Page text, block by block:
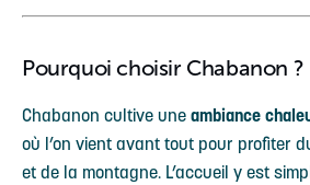
Pourquoi choisir Chabanon ?
Chabanon cultive une ambiance
où l’on vient avant tout pour profiter
et de la montagne. L’accueil y est